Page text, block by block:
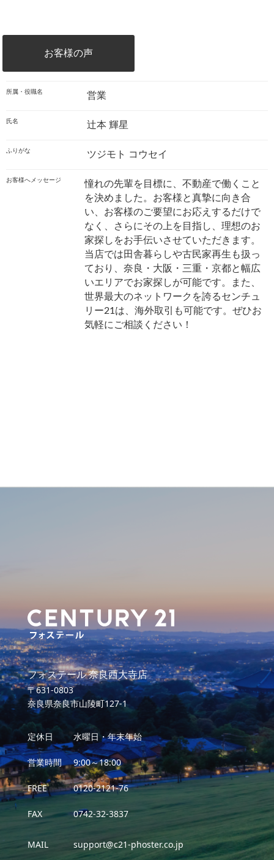
お客様の声
所属・役職名 営業
氏名 辻本 輝星
ふりがな ツジモト コウセイ
お客様へメッセージ
憧れの先輩を目標に、不動産で働くこと
を決めました。お客様と真摯に向き合
い、お客様のご要望にお応えするだけで
なく、さらにその上を目指し、理想のお
家探しをお手伝いさせていただきます。
当店では田舎暮らしや古民家再生も扱っ
ており、奈良・大阪・三重・京都と幅広
いエリアでお家探しが可能です。また、
世界最大のネットワークを誇るセンチュ
リー21は、海外取引も可能です。ぜひお
気軽にご相談ください！
フォステール 奈良西大寺店
〒631-0803
奈良県奈良市山陵町127-1
定休日 水曜日・年末年始
営業時間 9:00～18:00
FREE 0120-2121-76
FAX 0742-32-3837
MAIL support@c21-phoster.co.jp